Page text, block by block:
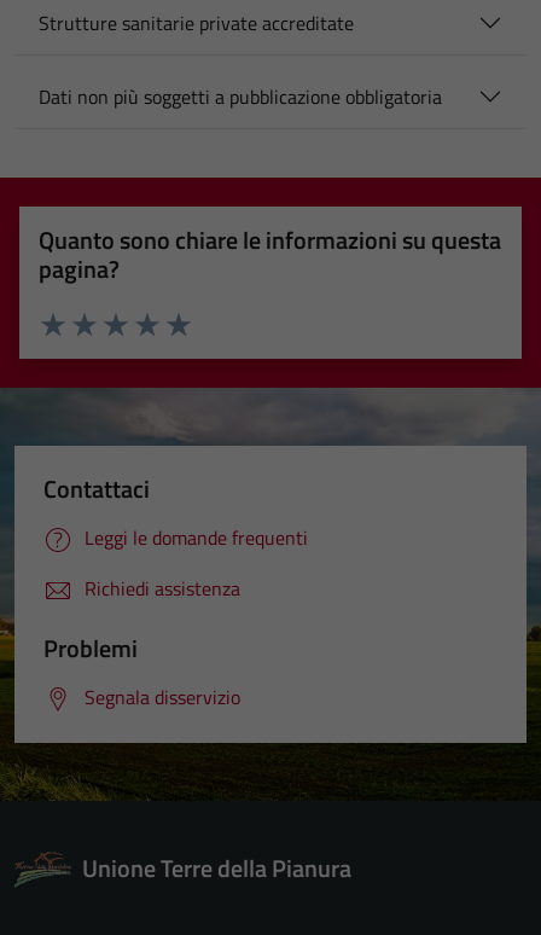
Strutture sanitarie private accreditate
Dati non più soggetti a pubblicazione obbligatoria
Quanto sono chiare le informazioni su questa
pagina?
Valuta 5 stelle su 5
Valuta 4 stelle su 5
Valuta 3 stelle su 5
Valuta 2 stelle su 5
Valuta 1 stelle su 5
Contattaci
Leggi le domande frequenti
Richiedi assistenza
Problemi
Segnala disservizio
Unione Terre della Pianura